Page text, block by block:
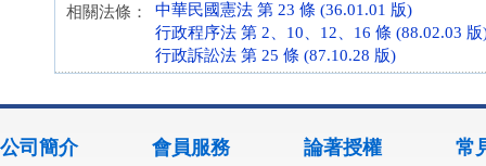
相關法條：
中華民國憲法 第 23 條 (36.01.01 版)
行政程序法 第 2、10、12、16 條 (88.02.03 版
行政訴訟法 第 25 條 (87.10.28 版)
公司簡介 會員服務 論著授權 常